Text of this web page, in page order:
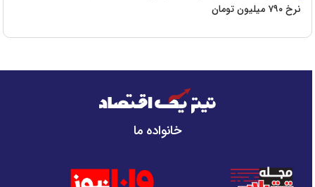
نرخ ۷۹۰ میلیون تومان
خانواده ما